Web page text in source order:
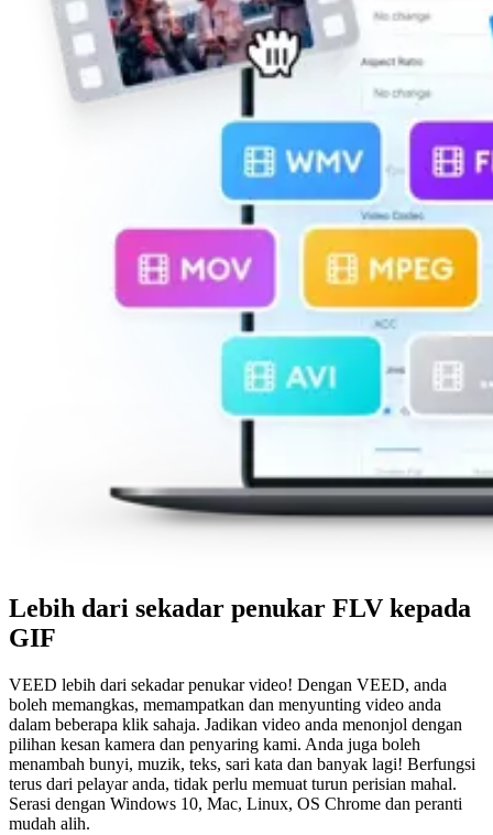
Lebih dari sekadar penukar FLV kepada
GIF
VEED lebih dari sekadar penukar video! Dengan VEED, anda
boleh memangkas, memampatkan dan menyunting video anda
dalam beberapa klik sahaja. Jadikan video anda menonjol dengan
pilihan kesan kamera dan penyaring kami. Anda juga boleh
menambah bunyi, muzik, teks, sari kata dan banyak lagi! Berfungsi
terus dari pelayar anda, tidak perlu memuat turun perisian mahal.
Serasi dengan Windows 10, Mac, Linux, OS Chrome dan peranti
mudah alih.